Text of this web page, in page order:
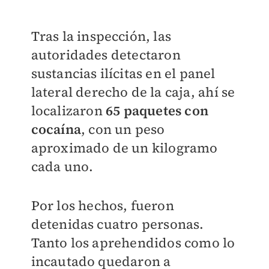
Tras la inspección, las
autoridades detectaron
sustancias ilícitas en el panel
lateral derecho de la caja, ahí se
localizaron65 paquetes con
cocaína, con un peso
aproximado de un kilogramo
cada uno.
Por los hechos, fueron
detenidas cuatro personas.
Tanto los aprehendidos como lo
incautado quedaron a